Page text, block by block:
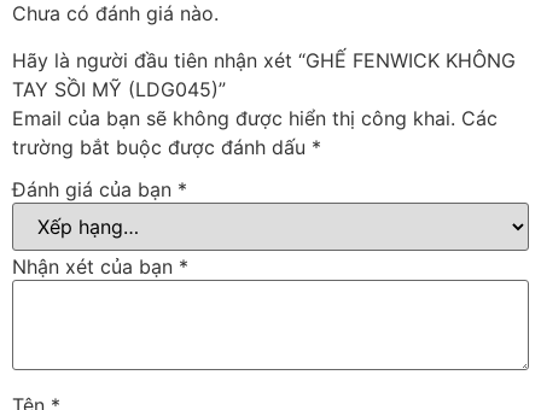
Chưa có đánh giá nào.
Hãy là người đầu tiên nhận xét “GHẾ FENWICK KHÔNG
TAY SỒI MỸ (LDG045)”
Email của bạn sẽ không được hiển thị công khai. Các
trường bắt buộc được đánh dấu *
Đánh giá của bạn *
Nhận xét của bạn *